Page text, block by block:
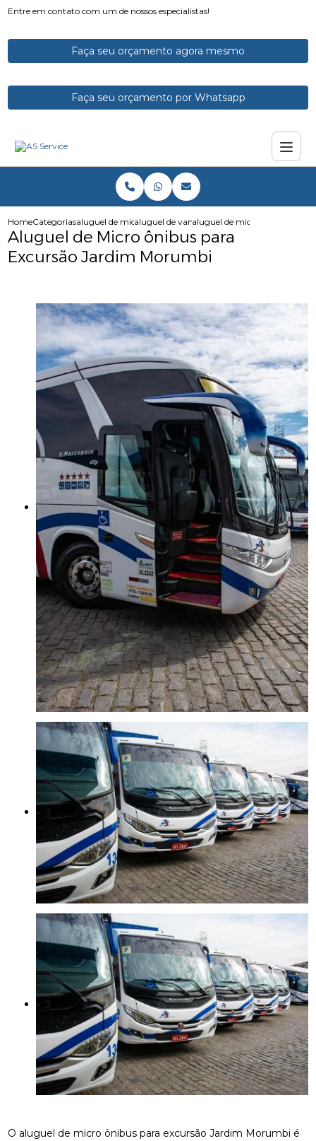
Entre em contato com um de nossos especialistas!
Faça seu orçamento agora mesmo
Faça seu orçamento por Whatsapp
HomeCategoriasaluguel de micro onibusaluguel de vans e microonibus
aluguel de micro onibus
Aluguel de Micro ônibus para
Excursão Jardim Morumbi
O aluguel de micro ônibus para excursão Jardim Morumbi é